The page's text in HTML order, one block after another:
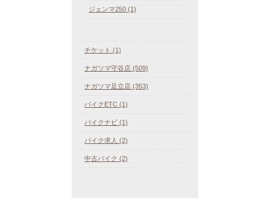
ジェンマ250 (1)
チケット (1)
ナガツマ守谷店 (509)
ナガツマ足立店 (353)
バイクETC (1)
バイクナビ (1)
バイク求人 (2)
中古バイク (2)